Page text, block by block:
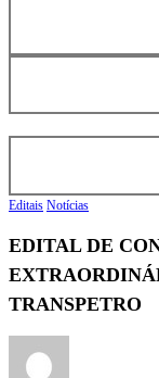
Editais Notícias
EDITAL DE
TRANSPETRO